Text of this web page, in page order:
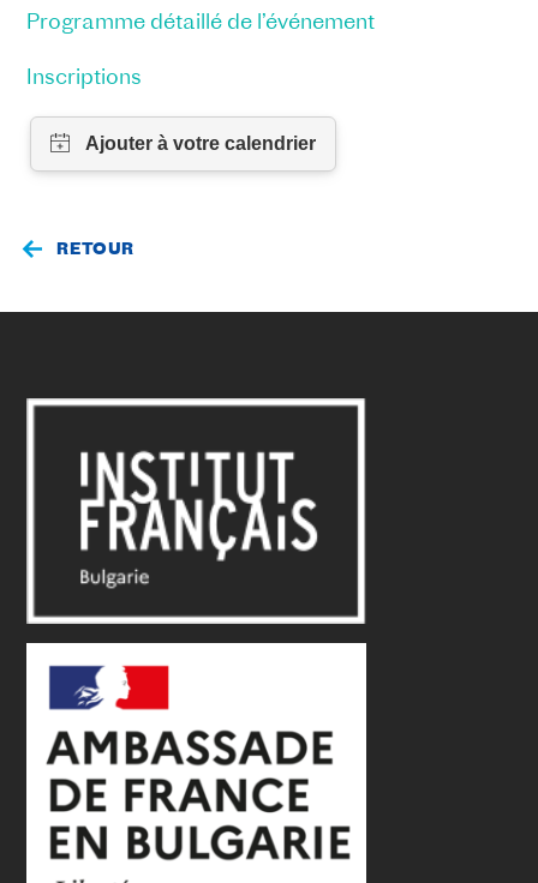
Programme détaillé de l’événement
Inscriptions
RETOUR